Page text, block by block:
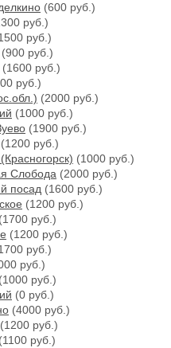
(600 руб.)
руб.)
руб.)
(900 руб.)
(1600 руб.)
руб.)
(2000 руб.)
(1000 руб.)
(1900 руб.)
(1200 руб.)
(1000 руб.)
Слобода (2000 руб.)
посад (1600 руб.)
(1200 руб.)
руб.)
(1200 руб.)
руб.)
руб.)
(1000 руб.)
(0 руб.)
(4000 руб.)
(1200 руб.)
(1100 руб.)